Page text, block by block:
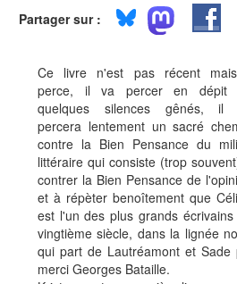
Partager sur :
Ce livre n'est pas récent
perce, il va percer en dépit
quelques silences gênés, il
percera lentement un sacré
contre la Bien Pensance du
littéraire qui consiste (trop
contrer la Bien Pensance de
et à répèter benoîtement que
est l'un des plus grands écrivains
vingtième siècle, dans la lignée
qui part de Lautréamont et Sade
merci Georges Bataille.